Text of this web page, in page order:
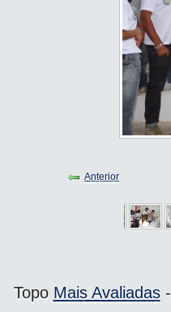
Anterior
Topo Mais Avaliadas-